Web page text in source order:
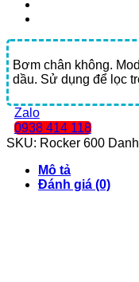
Bơm chân không.
dầu. Sử dụng để lọc
Zalo
0938 414 118
SKU: Rocker 600
Mô tả
Đánh giá (0)